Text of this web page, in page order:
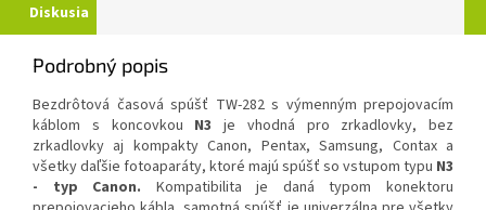
Diskusia
Podrobný popis
Bezdrôtová časová spúšť TW-282 s výmenným prepojovacím
káblom s koncovkou N3 je vhodná pro zrkadlovky, bez
zrkadlovky aj kompakty Canon, Pentax, Samsung, Contax a
všetky daľšie fotoaparáty, ktoré majú spúšť so vstupom typu N3
- typ Canon. Kompatibilita je daná typom konektoru